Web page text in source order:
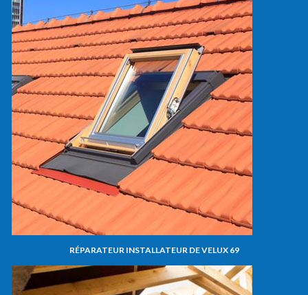
RÉPARATEUR INSTALLATEUR DE VELUX 69